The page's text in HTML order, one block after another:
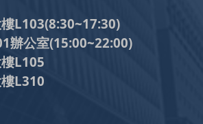
L103(8:30~17:30)
室(15:00~22:00)
L105
L310